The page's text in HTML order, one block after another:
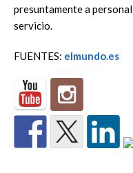
presuntamente a
servicio.
FUENTES: elmundo.es